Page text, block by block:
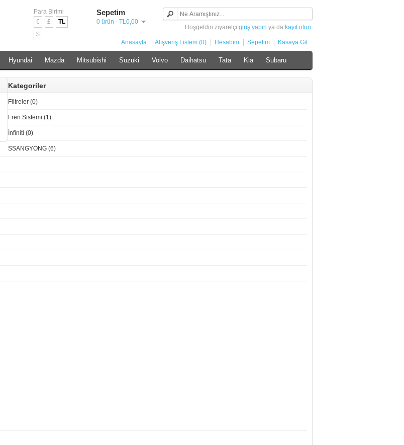
Para Birimi
€
£
TL
$
Sepetim
0 ürün - TL0,00
Hoşgeldin ziyaretçi giriş yapın ya da kayıt olun.
Anasayfa Alışveriş Listem (0) Hesabım Sepetim Kasaya Git
Hyundai Mazda Mitsubishi Suzuki Volvo Daihatsu Tata Kia Subaru
Kategoriler
Filtreler (0)
Fren Sistemi (1)
İnfiniti (0)
SSANGYONG (6)